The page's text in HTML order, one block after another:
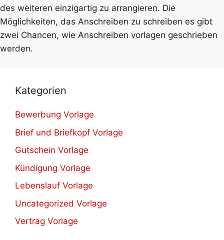
des weiteren einzigartig zu arrangieren. Die
Möglichkeiten, das Anschreiben zu schreiben es gibt
zwei Chancen, wie Anschreiben vorlagen geschrieben
werden.
Kategorien
Bewerbung Vorlage
Brief und Briefkopf Vorlage
Gutschein Vorlage
Kündigung Vorlage
Lebenslauf Vorlage
Uncategorized Vorlage
Vertrag Vorlage